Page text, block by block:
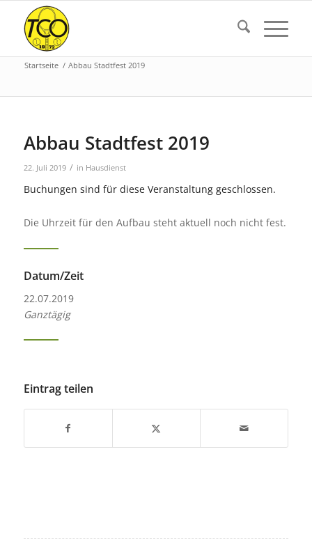
Startseite / Abbau Stadtfest 2019
Abbau Stadtfest 2019
22. Juli 2019 / in Hausdienst
Buchungen sind für diese Veranstaltung geschlossen.
Die Uhrzeit für den Aufbau steht aktuell noch nicht fest.
Datum/Zeit
22.07.2019
Ganztägig
Eintrag teilen